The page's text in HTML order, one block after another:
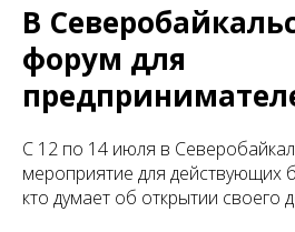
В
форум для
С 12 по 14 июля в
мероприятие для действующих
кто думает об открытии своего